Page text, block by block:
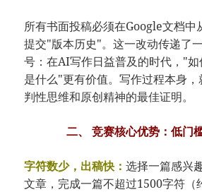
所有书面投稿必须在Google文档中
提交"版本历史"。这一改动传递了
号：在AI写作日益普及的时代，"
是什么"更有价值。写作过程本身
判性思维和原创精神的最佳证明。
二、 竞赛核心优势：低门
字符数少，出稿快：选择一篇感兴
文章，完成一篇不超过1500字符（